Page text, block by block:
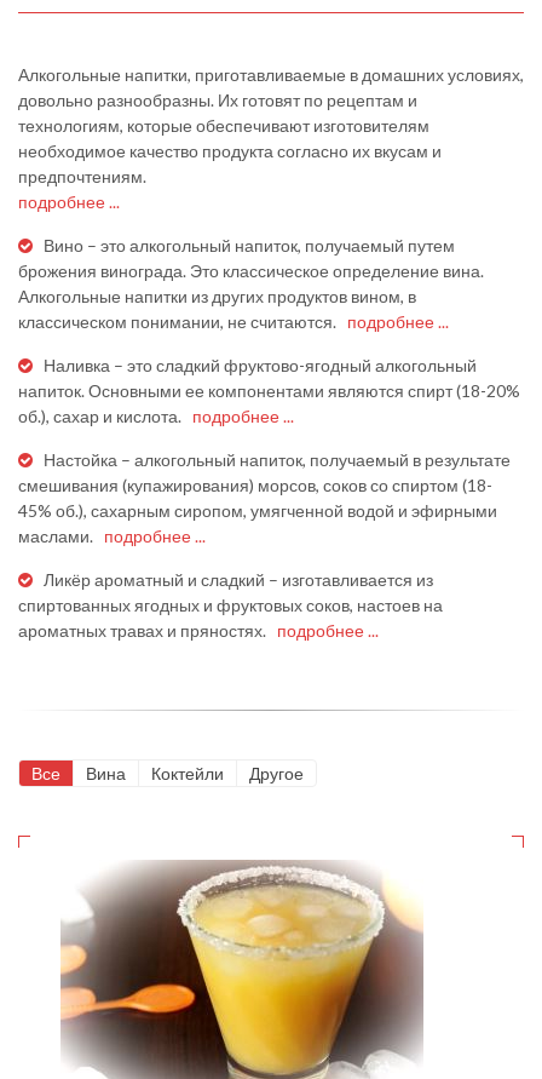
Алкогольные напитки, приготавливаемые в домашних условиях,
довольно разнообразны. Их готовят по рецептам и
технологиям, которые обеспечивают изготовителям
необходимое качество продукта согласно их вкусам и
предпочтениям.
подробнее ...
Вино – это алкогольный напиток, получаемый путем
брожения винограда. Это классическое определение вина.
Алкогольные напитки из других продуктов вином, в
классическом понимании, не считаются. подробнее ...
Наливка – это сладкий фруктово-ягодный алкогольный
напиток. Основными ее компонентами являются спирт (18-20%
об.), сахар и кислота. подробнее ...
Настойка – алкогольный напиток, получаемый в результате
смешивания (купажирования) морсов, соков со спиртом (18-
45% об.), сахарным сиропом, умягченной водой и эфирными
маслами. подробнее ...
Ликёр ароматный и сладкий – изготавливается из
спиртованных ягодных и фруктовых соков, настоев на
ароматных травах и пряностях. подробнее ...
Все Вина Коктейли Другое